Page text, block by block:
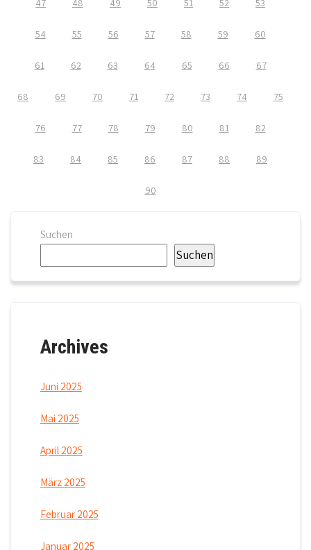
47 48 49 50 51 52 53
54 55 56 57 58 59 60
61 62 63 64 65 66 67
68 69 70 71 72 73 74 75
76 77 78 79 80 81 82
83 84 85 86 87 88 89
90
Suchen
Suchen
Archives
Juni 2025
Mai 2025
April 2025
März 2025
Februar 2025
Januar 2025